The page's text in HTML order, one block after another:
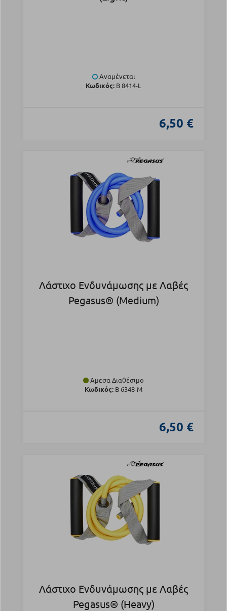
Αναμένεται
Κωδικός: Β 8414-L
6,50 €
Λάστιχο Ενδυνάμωσης με Λαβές
Pegasus® (Medium)
Άμεσα Διαθέσιμο
Κωδικός: Β 6348-M
6,50 €
Λάστιχο Ενδυνάμωσης με Λαβές
Pegasus® (Heavy)